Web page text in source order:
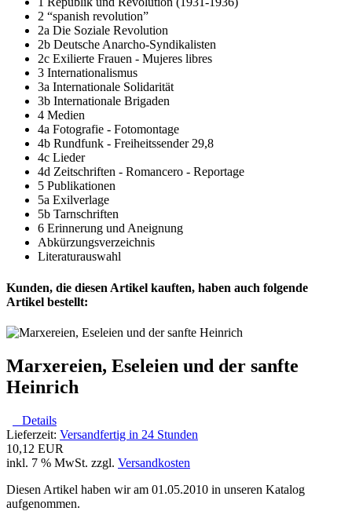
2 “spanish revolution”
2a Die Soziale Revolution
2b Deutsche Anarcho-Syndikalisten
2c Exilierte Frauen - Mujeres libres
3 Internationalismus
3a Internationale Solidarität
3b Internationale Brigaden
4 Medien
4a Fotografie - Fotomontage
4b Rundfunk - Freiheitssender 29,8
4c Lieder
4d Zeitschriften - Romancero - Reportage
5 Publikationen
5a Exilverlage
5b Tarnschriften
6 Erinnerung und Aneignung
Abkürzungsverzeichnis
Literaturauswahl
Kunden, die diesen Artikel kauften, haben auch folgende
Artikel bestellt:
Marxereien, Eseleien und der sanfte
Heinrich
Details
Lieferzeit: Versandfertig in 24 Stunden
10,12 EUR
inkl. 7 % MwSt. zzgl. Versandkosten
Diesen Artikel haben wir am 01.05.2010 in unseren Katalog
aufgenommen.